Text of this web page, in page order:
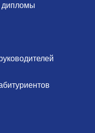
дипломы